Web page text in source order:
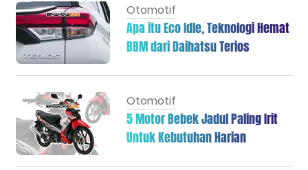
Otomotif
Apa itu Eco Idle, Teknologi Hemat
BBM dari Daihatsu Terios
Otomotif
5 Motor Bebek Jadul Paling Irit
Untuk Kebutuhan Harian